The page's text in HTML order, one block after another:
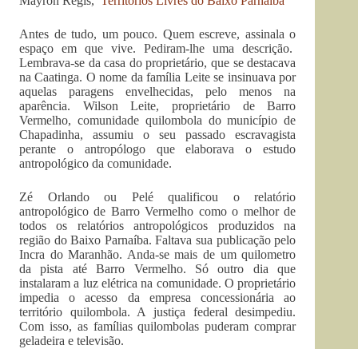
Antes de tudo, um pouco. Quem escreve, assinala o
espaço em que vive. Pediram-lhe uma descrição.
Lembrava-se da casa do proprietário, que se destacava
na Caatinga. O nome da família Leite se insinuava por
aquelas paragens envelhecidas, pelo menos na
aparência. Wilson Leite, proprietário de Barro
Vermelho, comunidade quilombola do município de
Chapadinha, assumiu o seu passado escravagista
perante o antropólogo que elaborava o estudo
antropológico da comunidade.
Zé Orlando ou Pelé qualificou o relatório
antropológico de Barro Vermelho como o melhor de
todos os relatórios antropológicos produzidos na
região do Baixo Parnaíba. Faltava sua publicação pelo
Incra do Maranhão. Anda-se mais de um quilometro
da pista até Barro Vermelho. Só outro dia que
instalaram a luz elétrica na comunidade. O proprietário
impedia o acesso da empresa concessionária ao
território quilombola. A justiça federal desimpediu.
Com isso, as famílias quilombolas puderam comprar
geladeira e televisão.